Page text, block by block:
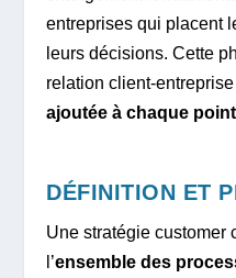
entreprises qui placent
leurs décisions. Cette
relation client-
ajoutée à chaque
DÉFINITION ET
Une stratégie customer
l’ensemble des